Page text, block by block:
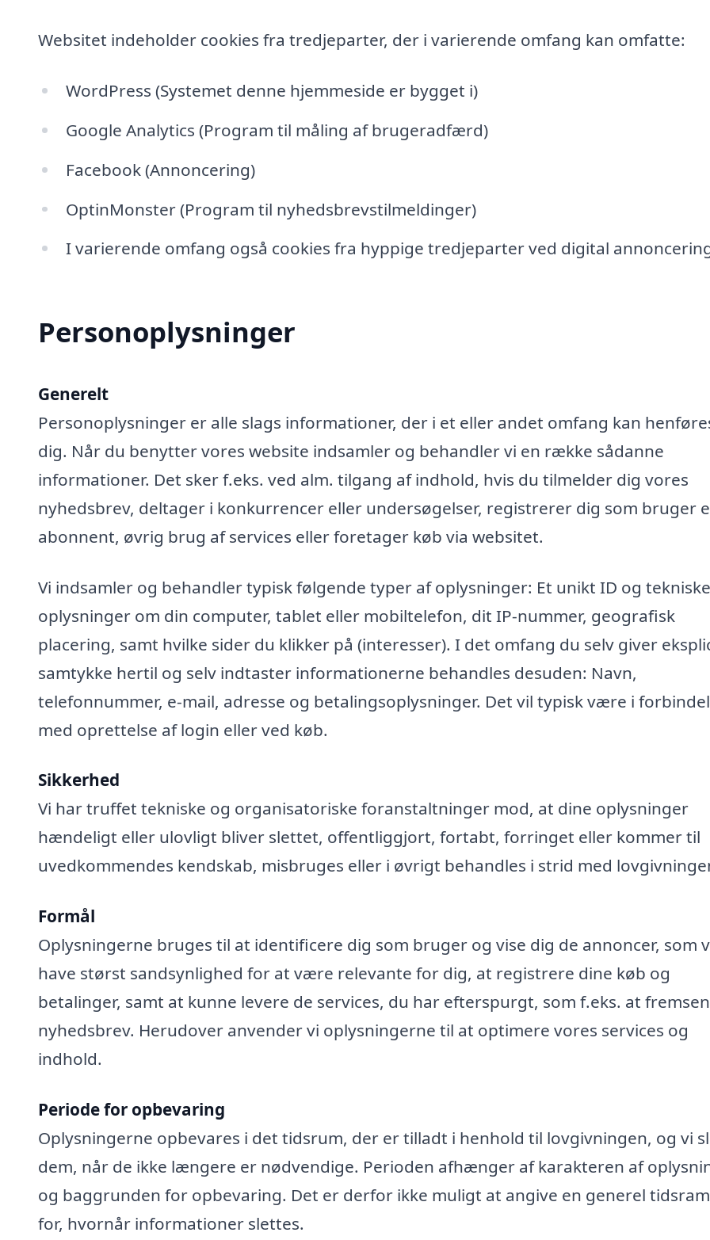
Websitet indeholder cookies fra tredjeparter, der i varierende omfang kan omfatte:
WordPress (Systemet denne hjemmeside er bygget i)
Google Analytics (Program til måling af brugeradfærd)
Facebook (Annoncering)
OptinMonster (Program til nyhedsbrevstilmeldinger)
I varierende omfang også cookies fra hyppige tredjeparter ved digital
Personoplysninger
Generelt
Personoplysninger er alle slags informationer, der i et eller andet omfang kan
dig. Når du benytter vores website indsamler og behandler vi en række sådanne
informationer. Det sker f.eks. ved alm. tilgang af indhold, hvis du tilmelder dig vores
nyhedsbrev, deltager i konkurrencer eller undersøgelser, registrerer dig som bruger
abonnent, øvrig brug af services eller foretager køb via websitet.
Vi indsamler og behandler typisk følgende typer af oplysninger: Et unikt ID og tekniske
oplysninger om din computer, tablet eller mobiltelefon, dit IP-nummer, geografisk
placering, samt hvilke sider du klikker på (interesser). I det omfang du selv giver
samtykke hertil og selv indtaster informationerne behandles desuden: Navn,
telefonnummer, e-mail, adresse og betalingsoplysninger. Det vil typisk være i
med oprettelse af login eller ved køb.
Sikkerhed
Vi har truffet tekniske og organisatoriske foranstaltninger mod, at dine oplysninger
hændeligt eller ulovligt bliver slettet, offentliggjort, fortabt, forringet eller kommer til
uvedkommendes kendskab, misbruges eller i øvrigt behandles i strid med
Formål
Oplysningerne bruges til at identificere dig som bruger og vise dig de annoncer, som
have størst sandsynlighed for at være relevante for dig, at registrere dine køb og
betalinger, samt at kunne levere de services, du har efterspurgt, som f.eks. at
nyhedsbrev. Herudover anvender vi oplysningerne til at optimere vores services og
indhold.
Periode for opbevaring
Oplysningerne opbevares i det tidsrum, der er tilladt i henhold til lovgivningen, og vi
dem, når de ikke længere er nødvendige. Perioden afhænger af karakteren af
og baggrunden for opbevaring. Det er derfor ikke muligt at angive en generel
for, hvornår informationer slettes.